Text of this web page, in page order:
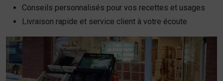
Conseils personnalisés pour vos recettes et usages
Livraison rapide et service client à votre écoute